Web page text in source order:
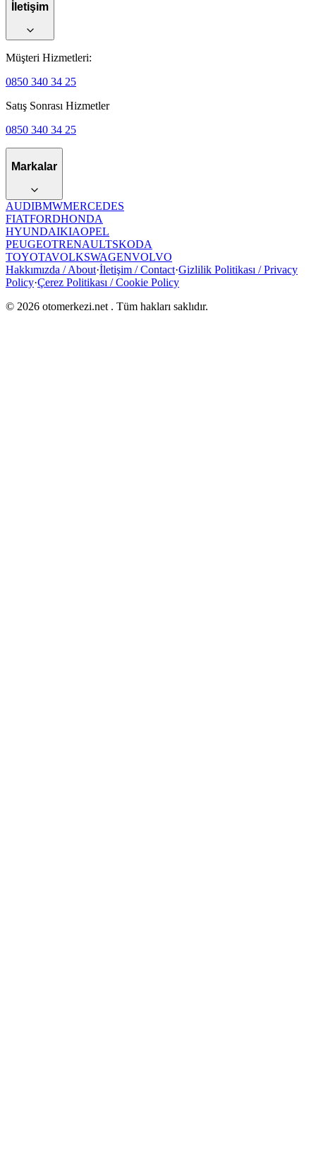
İletişim
Müşteri Hizmetleri:
0850 340 34 25
Satış Sonrası Hizmetler
0850 340 34 25
Markalar
AUDIBMWMERCEDES
FIATFORDHONDA
HYUNDAIKIAOPEL
PEUGEOTRENAULTSKODA
TOYOTAVOLKSWAGENVOLVO
Hakkımızda / About·İletişim / Contact·Gizlilik Politikası / Privacy
Policy·Çerez Politikası / Cookie Policy
© 2026 otomerkezi.net . Tüm hakları saklıdır.